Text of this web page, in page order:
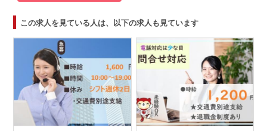
この求人を見ている人は、以下の求人も見ています